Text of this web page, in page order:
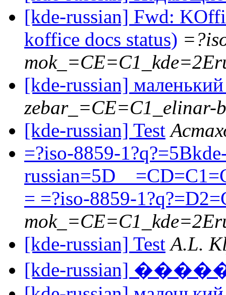
[kde-russian] Fwd:
koffice docs status)
[kde-russian]
[kde-russian] Test
=?iso-8859-
= =?iso-8859-
[kde-russian] Test A.L.
[kde-russian]